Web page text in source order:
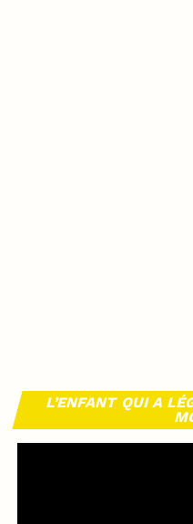
L’ENFANT QUI A